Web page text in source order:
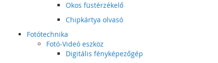
Okos füstérzékelő
Chipkártya olvasó
Fotótechnika
Fotó-Videó eszköz
Digitális fényképezőgép